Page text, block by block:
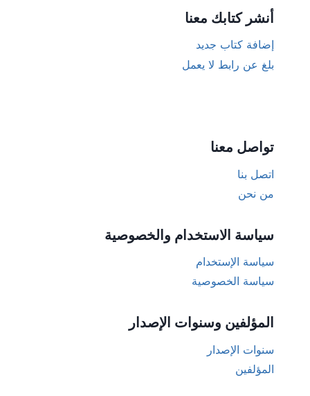
أنشر كتابك معنا
إضافة كتاب جديد
بلغ عن رابط لا يعمل
تواصل معنا
اتصل بنا
من نحن
سياسة الاستخدام والخصوصية
سياسة الإستخدام
سياسة الخصوصية
المؤلفين وسنوات الإصدار
سنوات الإصدار
المؤلفين